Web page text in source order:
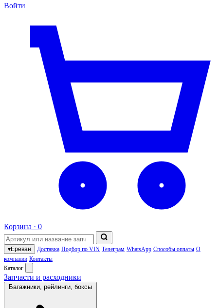
Войти
Корзина · 0
▾Ереван Доставка Подбор по VIN Телеграм WhatsApp Способы оплаты О
компании Контакты
Каталог
Запчасти и расходники
Багажники, рейлинги, боксы